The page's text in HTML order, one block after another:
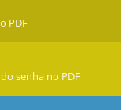
PDF
senha no PDF